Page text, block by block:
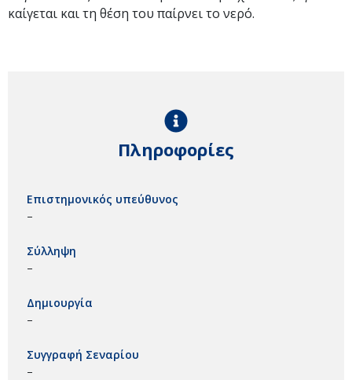
καίγεται και τη θέση του παίρνει το νερό.
Πληροφορίες
Επιστημονικός υπεύθυνος
–
Σύλληψη
–
Δημιουργία
–
Συγγραφή Σεναρίου
–